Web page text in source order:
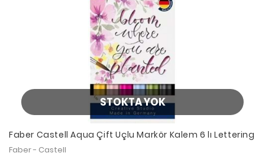
STOKTA YOK
Faber Castell Aqua Çift Uçlu Markör Kalem 6 lı Lettering
Faber - Castell